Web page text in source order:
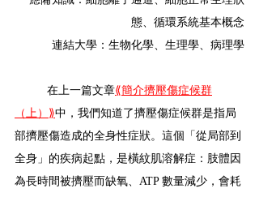
態、循環系統基本概念
連結大學：生物化學、生理學、病理學
在上一篇文章⟪簡介擠壓傷症候群
（上）⟫中，我們知道了擠壓傷症候群是指局
部擠壓傷造成的全身性症狀。這個「從局部到
全身」的疾病起點，是橫紋肌溶解症：肢體因
為長時間被擠壓而缺氧、ATP 數量減少，會耗